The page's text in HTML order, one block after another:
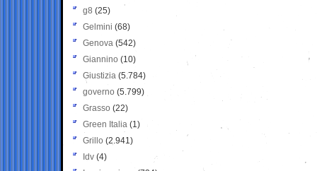
g8 (25)
Gelmini (68)
Genova (542)
Giannino (10)
Giustizia (5.784)
governo (5.799)
Grasso (22)
Green Italia (1)
Grillo (2.941)
Idv (4)